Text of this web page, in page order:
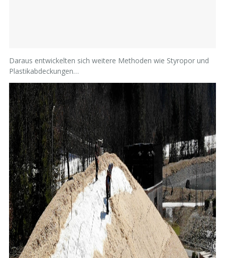
Daraus entwickelten sich weitere Methoden wie Styropor und
Plastikabdeckungen…